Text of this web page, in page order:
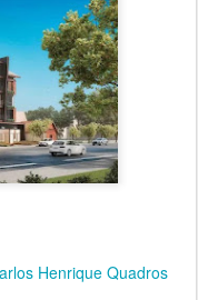
Henrique Quadros